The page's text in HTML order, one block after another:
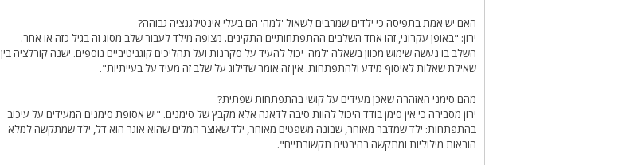
האם יש אמת בתפיסה כי ילדים שמרבים לשאול 'למה' הם בעלי אינטילגנציה גבוהה?
ירון: "באופן עקרוני, זהו אחד השלבים ההתפתחותיים התקינים. מצופה מילד לעבור שלב מסוג זה בגיל כזה או אחר.
השלב בו נעשה שימוש מכוון בשאלה 'למה' יכול להעיד על סקרנות ועל תהליכים קוגניטיביים נוספים. ישנה קורלציה בין
שאילת שאלות לאיסוף מידע ולהתפתחות. אין זה אומר שדילוג על שלב זה מעיד על בעייתיות".
מהם סימני האזהרה שאכן מעידים על קושי בהתפתחות שפתית?
ירון מסבירה כי אין סימן בודד היכול להוות סיבה לדאגה אלא מקבץ של סימנים. "יש אסופת סימנים המעידים על עיכוב
בהתפתחות: ילד שמדבר מאוחר, שבונה משפטים מאוחר, ילד שאוצר המלים שהוא אוגר הוא דל, ילד שמתקשה למלא
הוראות מילוליות ומתקשה בהיבטים תקשורתיים".